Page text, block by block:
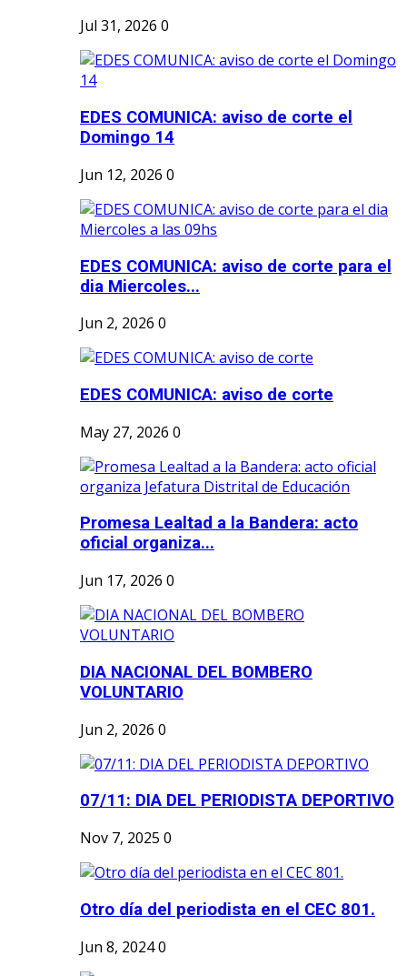
Jul 31, 2026 0
EDES COMUNICA: aviso de corte el
Domingo 14
Jun 12, 2026 0
EDES COMUNICA: aviso de corte para el
dia Miercoles...
Jun 2, 2026 0
EDES COMUNICA: aviso de corte
May 27, 2026 0
Promesa Lealtad a la Bandera: acto
oficial organiza...
Jun 17, 2026 0
DIA NACIONAL DEL BOMBERO
VOLUNTARIO
Jun 2, 2026 0
07/11: DIA DEL PERIODISTA DEPORTIVO
Nov 7, 2025 0
Otro día del periodista en el CEC 801.
Jun 8, 20240